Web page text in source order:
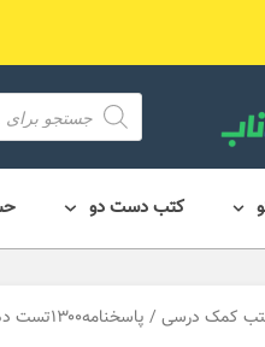
محصول
search
کتب دست دو
کمک درسی / پاسخنامه۱۳۰۰تست دهم دست دوم